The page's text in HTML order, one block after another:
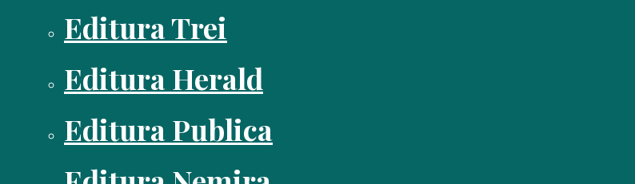
Editura Trei
Editura Herald
Editura Publica